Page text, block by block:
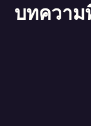
บทความ